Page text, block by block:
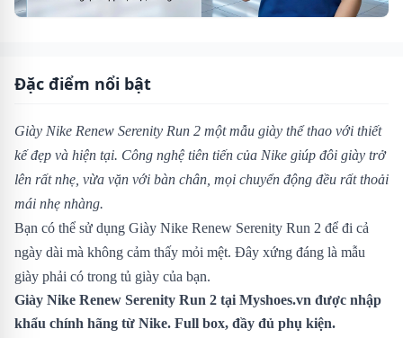
Đặc điểm nổi bật
Giày Nike Renew Serenity Run 2 một mẫu giày thể thao với thiết
kế đẹp và hiện tại. Công nghệ tiên tiến của Nike giúp đôi giày trở
lên rất nhẹ, vừa vặn với bàn chân, mọi chuyển động đều rất thoải
mái nhẹ nhàng.
Bạn có thể sử dụng Giày Nike Renew Serenity Run 2 để đi cả
ngày dài mà không cảm thấy mỏi mệt. Đây xứng đáng là mẫu
giày phải có trong tủ giày của bạn.
Giày Nike Renew Serenity Run 2 tại Myshoes.vn được nhập
khẩu chính hãng từ Nike. Full box, đầy đủ phụ kiện.